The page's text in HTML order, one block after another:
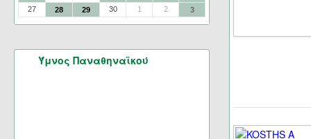
27
28 29 30 1 2 3
Ύμνος Παναθηναϊκού